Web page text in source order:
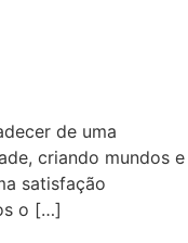
de uma
criando mundos e
satisfação
o […]